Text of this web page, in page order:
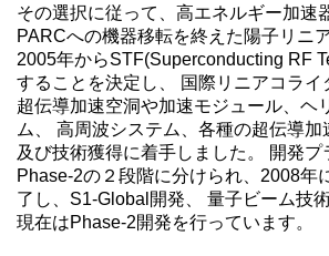
その選択に従って、高エネルギー加速
PARCへの機器移転を終えた陽子リニ
2005年からSTF(Superconducting RF
することを決定し、 国際リニアコライ
超伝導加速空洞や加速モジュール、ヘ
ム、 高周波システム、各種の超伝導加
及び技術獲得に着手しました。 開発プ
Phase-2の２段階に分けられ、2008年
了し、S1-Global開発、 量子ビーム技
現在はPhase-2開発を行っています。